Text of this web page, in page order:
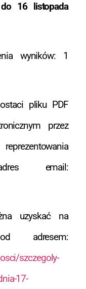
16 listopada
wyników: 1
pliku PDF
przez
email:
uzyskać na
adresem:
szczegoly-
17-